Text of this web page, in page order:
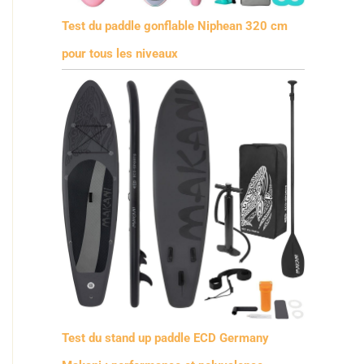
Test du paddle gonflable Niphean 320 cm
pour tous les niveaux
Test du stand up paddle ECD Germany